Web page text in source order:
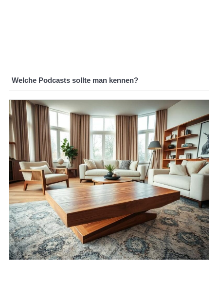
Welche Podcasts sollte man kennen?